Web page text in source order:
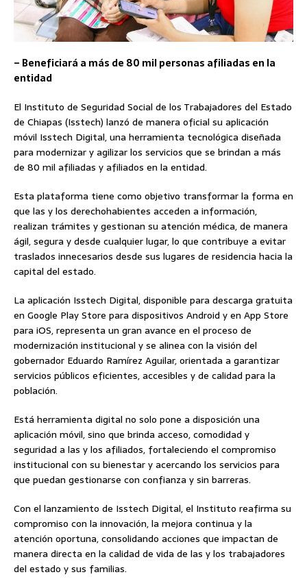
– Beneficiará a más de 80 mil personas afiliadas en la
entidad
El Instituto de Seguridad Social de los Trabajadores del Estado
de Chiapas (Isstech) lanzó de manera oficial su aplicación
móvil Isstech Digital, una herramienta tecnológica diseñada
para modernizar y agilizar los servicios que se brindan a más
de 80 mil afiliadas y afiliados en la entidad.
Esta plataforma tiene como objetivo transformar la forma en
que las y los derechohabientes acceden a información,
realizan trámites y gestionan su atención médica, de manera
ágil, segura y desde cualquier lugar, lo que contribuye a evitar
traslados innecesarios desde sus lugares de residencia hacia la
capital del estado.
La aplicación Isstech Digital, disponible para descarga gratuita
en Google Play Store para dispositivos Android y en App Store
para iOS, representa un gran avance en el proceso de
modernización institucional y se alinea con la visión del
gobernador Eduardo Ramírez Aguilar, orientada a garantizar
servicios públicos eficientes, accesibles y de calidad para la
población.
Está herramienta digital no solo pone a disposición una
aplicación móvil, sino que brinda acceso, comodidad y
seguridad a las y los afiliados, fortaleciendo el compromiso
institucional con su bienestar y acercando los servicios para
que puedan gestionarse con confianza y sin barreras.
Con el lanzamiento de Isstech Digital, el Instituto reafirma su
compromiso con la innovación, la mejora continua y la
atención oportuna, consolidando acciones que impactan de
manera directa en la calidad de vida de las y los trabajadores
del estado y sus familias.